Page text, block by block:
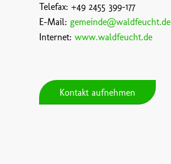
Telefax: +49 2455 399-177
E-Mail: gemeinde@waldfeucht.de
Internet: www.waldfeucht.de
Kontakt aufnehmen